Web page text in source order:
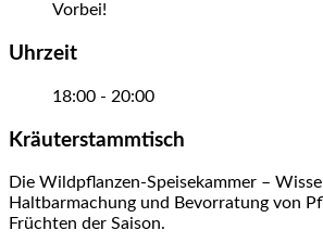
Vorbei!
Uhrzeit
18:00 - 20:00
Kräuterstammtisch
Die Wildpflanzen-Speisekammer –
Haltbarmachung und Bevorratung von
Früchten der Saison.